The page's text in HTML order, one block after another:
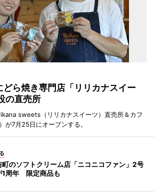
どら焼き専門店「リリカナスイー
の直売所
sweets（リリカナスイーツ）直売所＆カフ
が7月25日にオープンする。
町のソフトクリーム店「ニコニコファン」2号
1周年 限定商品も